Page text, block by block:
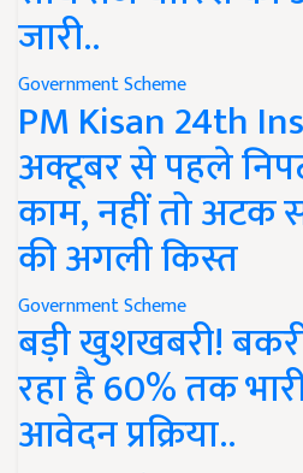
जारी..
Government Scheme
PM Kisan 24th
अक्टूबर से पहले
काम, नहीं तो अटक
की अगली किस्त
Government Scheme
बड़ी खुशखबरी!
रहा है 60% तक
आवेदन प्रक्रिया..